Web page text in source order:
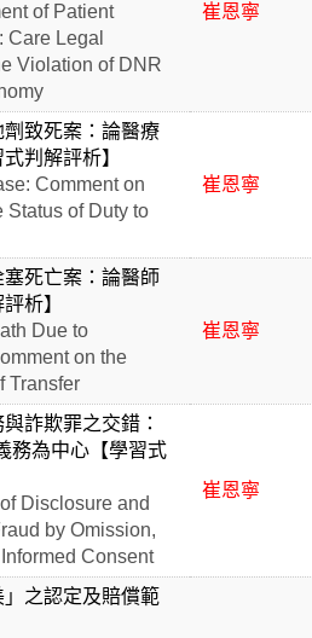
of Patient
Care Legal
Violation of DNR
崔恩寧
劑致死案：論醫療
判解評析】
Comment on
Status of Duty to
崔恩寧
塞死亡案：論醫師
析】
Due to
on the
Transfer
崔恩寧
詐欺罪之交錯：
務為中心【學習式
Disclosure and
by Omission,
Consent
崔恩寧
之認定及賠償範